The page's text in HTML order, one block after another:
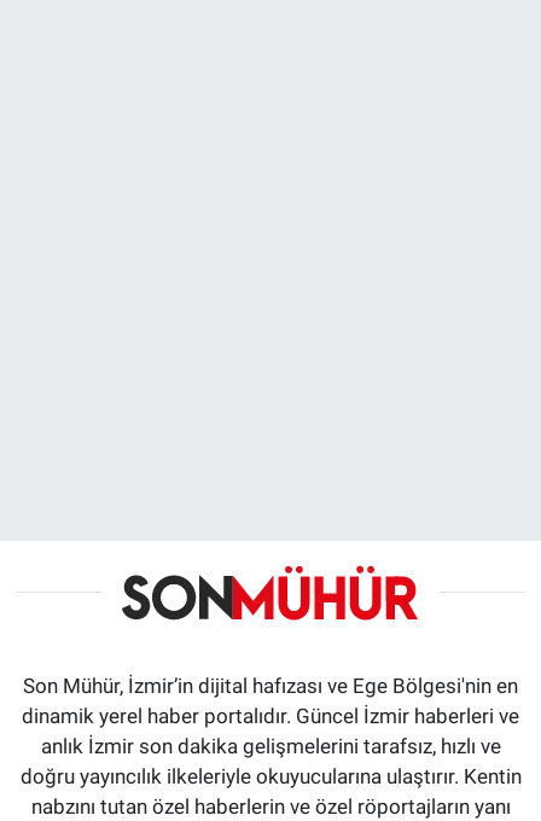
Son Mühür, İzmir’in dijital hafızası ve Ege Bölgesi'nin en
dinamik yerel haber portalıdır. Güncel İzmir haberleri ve
anlık İzmir son dakika gelişmelerini tarafsız, hızlı ve
doğru yayıncılık ilkeleriyle okuyucularına ulaştırır. Kentin
nabzını tutan özel haberlerin ve özel röportajların yanı